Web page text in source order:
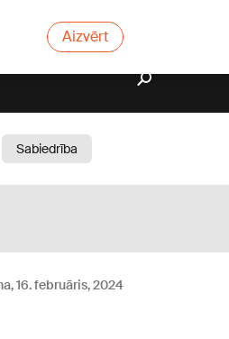
Aizvērt
Sabiedrība
16. februāris, 2024